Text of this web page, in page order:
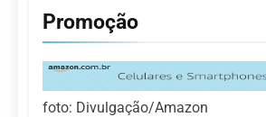
Promoção
foto: Divulgação/Amazon